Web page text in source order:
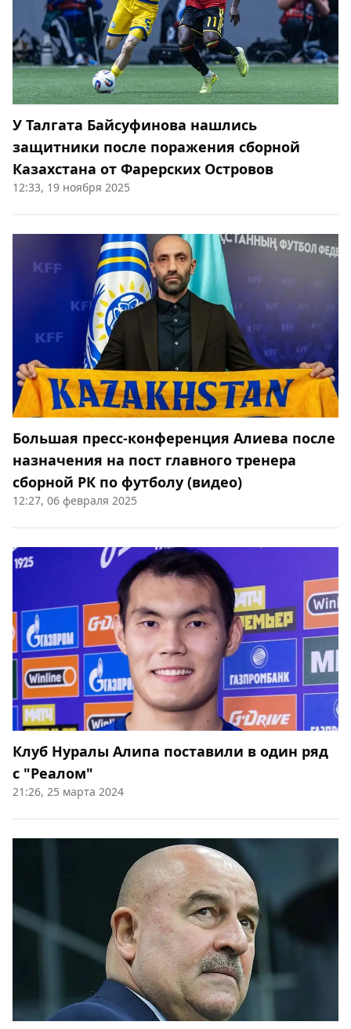
У Талгата Байсуфинова нашлись
защитники после поражения сборной
Казахстана от Фарерских Островов
12:33, 19 ноября 2025
Большая пресс-конференция Алиева после
назначения на пост главного тренера
сборной РК по футболу (видео)
12:27, 06 февраля 2025
Клуб Нуралы Алипа поставили в один ряд
с "Реалом"
21:26, 25 марта 2024